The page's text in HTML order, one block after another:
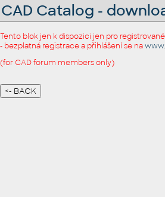
CAD Catalog -
Tento blok jen k dispozici jen pro
- bezplatná registrace a přihlášení se na
(for CAD forum members only)